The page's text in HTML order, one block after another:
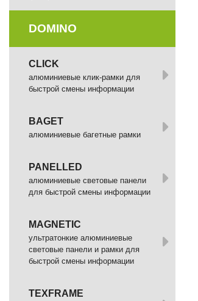
DOMINO
СLICK
алюминиевые клик-рамки для
быстрой смены информации
BAGET
алюминиевые багетные рамки
PANELLED
алюминиевые световые панели
для быстрой смены информации
MAGNETIC
ультратонкие алюминиевые
световые панели и рамки для
быстрой смены информации
TEXFRAME